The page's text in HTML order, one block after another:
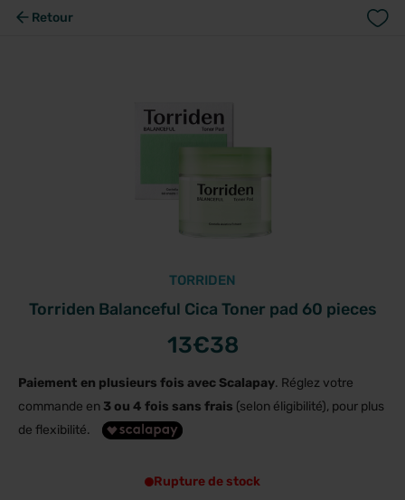
Retour
TORRIDEN
Torriden Balanceful Cica Toner pad 60 pieces
13€38
Paiement en plusieurs fois avec Scalapay. Réglez votre
commande en 3 ou 4 fois sans frais (selon éligibilité), pour plus
de flexibilité.
Rupture de stock